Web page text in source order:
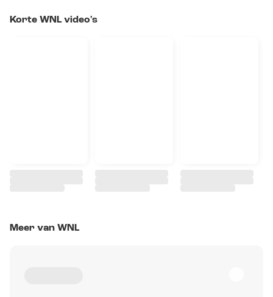
Korte WNL video's
Meer van WNL